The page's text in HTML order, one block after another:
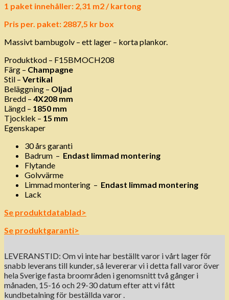
1 paket innehåller: 2,31 m2 / kartong
Pris per. paket: 2887,5 kr box
Massivt bambugolv – ett lager – korta plankor.
Produktkod – F15BMOCH208
Färg – Champagne
Stil – Vertikal
Beläggning – Oljad
Bredd – 4X208 mm
Längd – 1850 mm
Tjocklek – 15 mm
Egenskaper
30 års garanti
Badrum – Endast limmad montering
Flytande
Golvvärme
Limmad montering – Endast limmad montering
Lack
Se produktdatablad>
Se produktgaranti>
LEVERANSTID: Om vi ​​inte har beställt varor i vårt lager för
snabb leverans till kunder, så levererar vi i detta fall varor över
hela Sverige fasta broområden i genomsnitt två gånger i
månaden, 15-16 och 29-30 datum efter att vi fått
kundbetalning för beställda varor .